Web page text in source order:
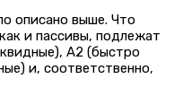
описано выше. Что
и пассивы, подлежат
А2 (быстро
и, соответственно,